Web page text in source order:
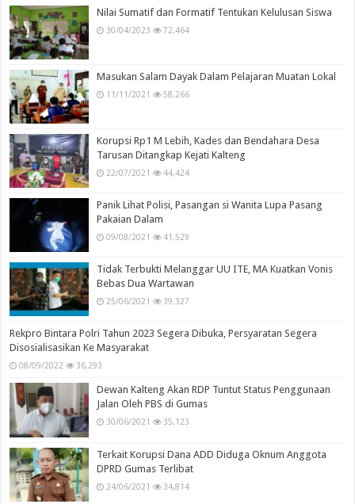
Nilai Sumatif dan Formatif Tentukan Kelulusan Siswa
30/04/2023 72,464
Masukan Salam Dayak Dalam Pelajaran Muatan Lokal
11/11/2021 58,266
Korupsi Rp1 M Lebih, Kades dan Bendahara Desa
Tarusan Ditangkap Kejati Kalteng
22/07/2021 44,424
Panik Lihat Polisi, Pasangan si Wanita Lupa Pasang
Pakaian Dalam
09/08/2021 41,529
Tidak Terbukti Melanggar UU ITE, MA Kuatkan Vonis
Bebas Dua Wartawan
25/06/2021 39,327
Rekpro Bintara Polri Tahun 2023 Segera Dibuka, Persyaratan Segera
Disosialisasikan Ke Masyarakat
08/09/2022 36,293
Dewan Kalteng Akan RDP Tuntut Status Penggunaan
Jalan Oleh PBS di Gumas
30/06/2021 35,123
Terkait Korupsi Dana ADD Diduga Oknum Anggota
DPRD Gumas Terlibat
24/06/2021 34,814